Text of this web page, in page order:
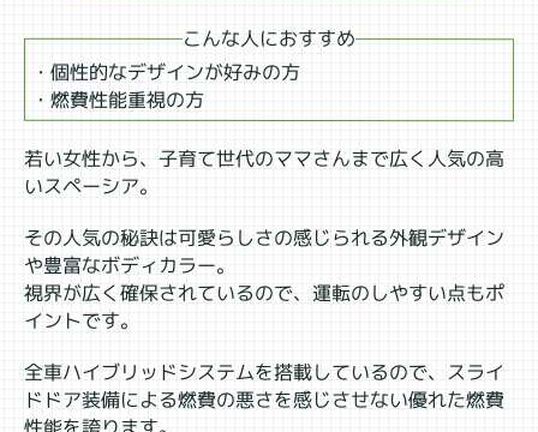
こんな人におすすめ
・個性的なデザインが好みの方
・燃費性能重視の方
若い女性から、子育て世代のママさんまで広く人気の高
いスペーシア。
その人気の秘訣は可愛らしさの感じられる外観デザイン
や豊富なボディカラー。
視界が広く確保されているので、運転のしやすい点もポ
イントです。
全車ハイブリッドシステムを搭載しているので、スライ
ドドア装備による燃費の悪さを感じさせない優れた燃費